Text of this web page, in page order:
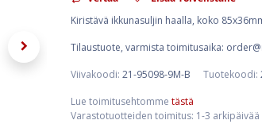
Kiristävä ikkunasuljin haalla, koko
Tilaustuote, varmista toimitusaika:
Viivakoodi: 21-95098-9M-B Tuotekoodi:
Lue toimitusehtomme tästä
Varastotuotteiden toimitus: 1-3 arkipäivää